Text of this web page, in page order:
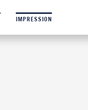
IMPRESSION